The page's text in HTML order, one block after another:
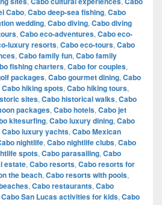
Cabo, Cabo deep-sea fishing, Cabo
wedding, Cabo diving, Cabo diving
, Cabo eco-adventures, Cabo eco-
luxury resorts, Cabo eco-tours, Cabo
, Cabo family fun, Cabo family
fishing charters, Cabo for couples,
packages, Cabo gourmet dining, Cabo
Cabo hiking spots, Cabo hiking tours,
sites, Cabo historical walks, Cabo
packages, Cabo hotels, Cabo jet
kitesurfing, Cabo luxury dining, Cabo
Cabo luxury yachts, Cabo Mexican
nightlife, Cabo nightlife clubs, Cabo
spots, Cabo parasailing, Cabo
estate, Cabo resorts, Cabo resorts for
the beach, Cabo resorts with pools,
, Cabo restaurants, Cabo
Cabo San Lucas activities for kids, Cabo